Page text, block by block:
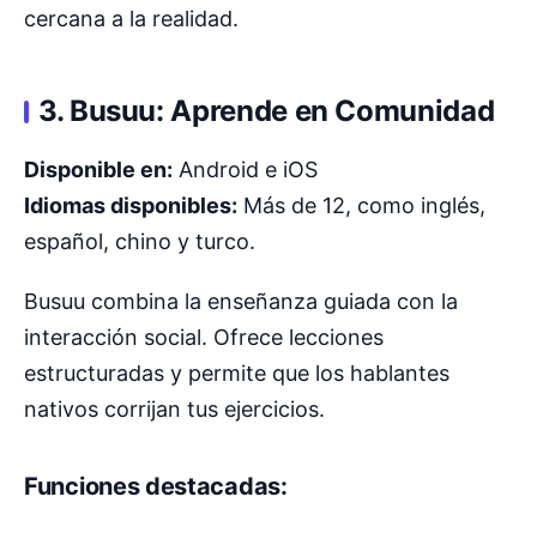
cercana a la realidad.
3. Busuu: Aprende en Comunidad
Disponible en: Android e iOS
Idiomas disponibles: Más de 12, como inglés,
español, chino y turco.
Busuu combina la enseñanza guiada con la
interacción social. Ofrece lecciones
estructuradas y permite que los hablantes
nativos corrijan tus ejercicios.
Funciones destacadas: